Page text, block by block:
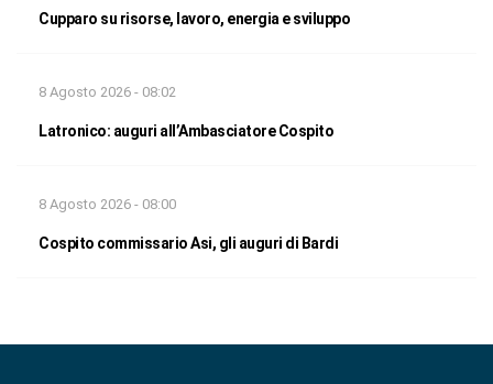
Cupparo su risorse, lavoro, energia e sviluppo
8 Agosto 2026 - 08:02
Latronico: auguri all’Ambasciatore Cospito
8 Agosto 2026 - 08:00
Cospito commissario Asi, gli auguri di Bardi